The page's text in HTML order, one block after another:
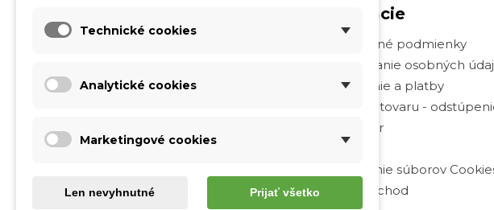
Kontakt
Informácie
Obchodné podmienky
Spracovanie osobných
Doručenie a platby
Vrátenie tovaru -
Formulár
O nás
Používanie súborov
Veľkoobchod
Technické cookies
Analytické cookies
Marketingové cookies
Len nevyhnutné Prijať všetko